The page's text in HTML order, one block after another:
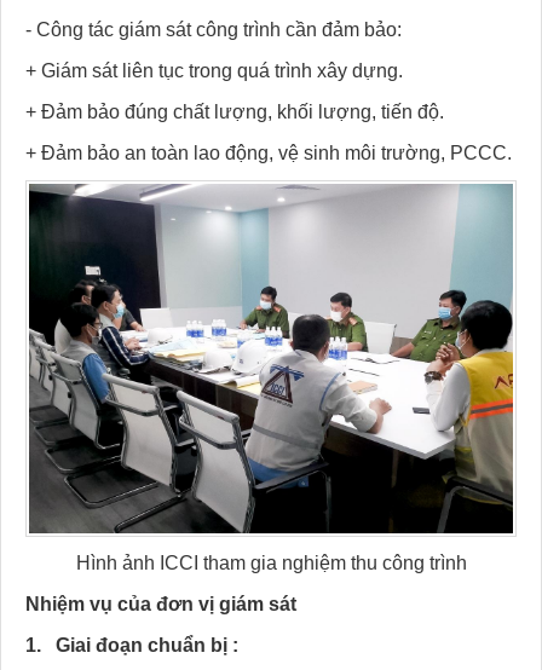
- Công tác giám sát công trình cần đảm bảo:
+ Giám sát liên tục trong quá trình xây dựng.
+ Đảm bảo đúng chất lượng, khối lượng, tiến độ.
+ Đảm bảo an toàn lao động, vệ sinh môi trường, PCCC.
Hình ảnh ICCI tham gia nghiệm thu công trình
Nhiệm vụ của đơn vị giám sát
1.
Giai đoạn chuẩn bị :